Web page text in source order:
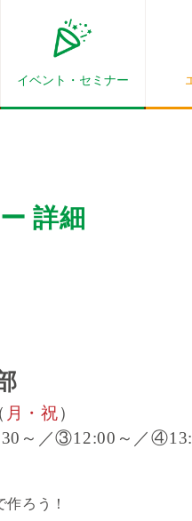
イベント・ セミナー
詳細
月・祝）
～／③12:00～／
ろう！